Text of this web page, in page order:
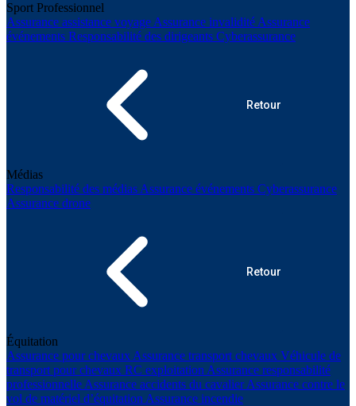
Sport Professionnel
Assurance assistance voyage Assurance invalidité Assurance
événements Responsabilité des dirigeants Cyberassurance
Retour
Médias
Responsabilité des médias Assurance événements Cyberassurance
Assurance drone
Retour
Équitation
Assurance pour chevaux Assurance transport chevaux Véhicule de
transport pour chevaux RC exploitation Assurance responsabilité
professionnelle Assurance accidents du cavalierAssurance contre le
vol de matériel d’équitation Assurance incendie